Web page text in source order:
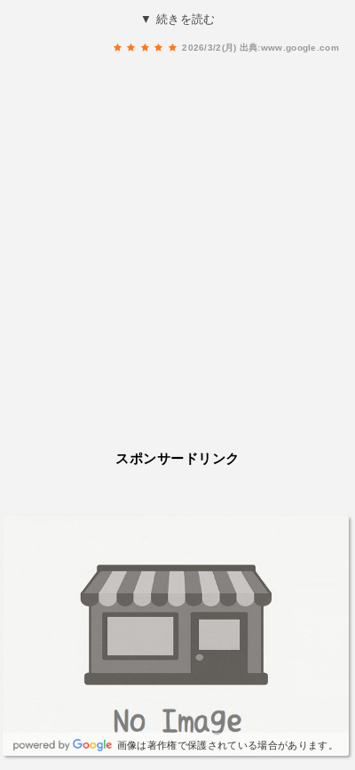
オススメです。こおゆう赤身の肉汁出ないハンバ
▼ 続きを読む
2026/3/2(月) 出典:www.google.com
スポンサードリンク
画像は著作権で保護されている場合があります。